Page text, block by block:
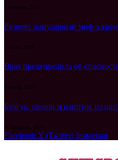
Развеян популярный миф о
Врач предупредила об
5 марта, 2025
Булгур, овощи и напиток из
Facebook X (Twitter) Instagram